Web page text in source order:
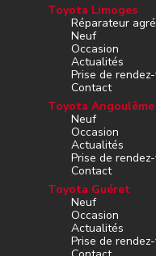
Toyota Limoges
Réparateur
Neuf
Occasion
Actualités
Prise de
Contact
Toyota Angoulême
Neuf
Occasion
Actualités
Prise de
Contact
Toyota Guéret
Neuf
Occasion
Actualités
Prise de